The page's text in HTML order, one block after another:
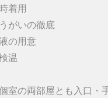
着用
がいの徹底
の用意
温
室の両部屋とも入口・